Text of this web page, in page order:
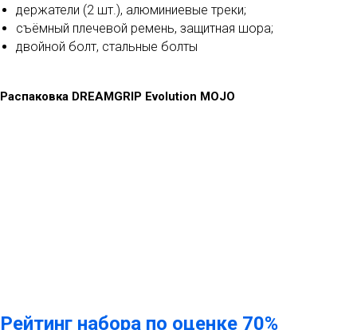
держатели (2 шт.), алюминиевые треки;
съёмный плечевой ремень, защитная шора;
двойной болт, стальные болты
Распаковка DREAMGRIP Evolution MOJO
Рейтинг набора по оценке 70%